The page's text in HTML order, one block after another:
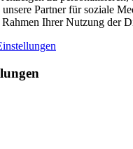
Partner für soziale
Ihrer Nutzung der